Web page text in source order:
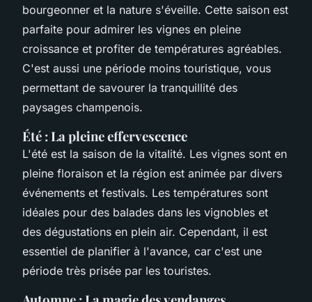
bourgeonner et la nature s'éveille. Cette saison est
parfaite pour admirer les vignes en pleine
croissance et profiter de températures agréables.
C'est aussi une période moins touristique, vous
permettant de savourer la tranquillité des
paysages champenois.
Été : La pleine effervescence
L'été est la saison de la vitalité. Les vignes sont en
pleine floraison et la région est animée par divers
événements et festivals. Les températures sont
idéales pour des balades dans les vignobles et
des dégustations en plein air. Cependant, il est
essentiel de planifier à l'avance, car c'est une
période très prisée par les touristes.